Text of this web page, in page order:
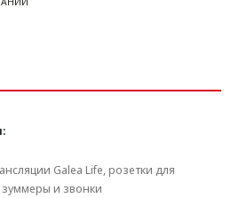
Galea Life, розетки для
зуммеры и звонки